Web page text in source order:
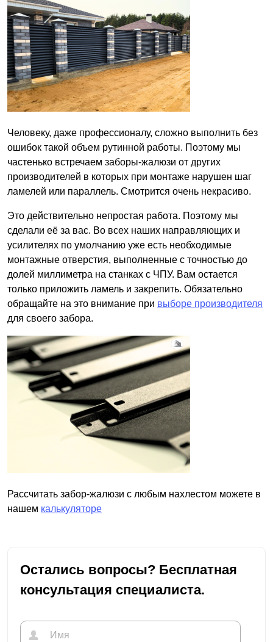
Человеку, даже профессионалу, сложно выполнить без
ошибок такой объем рутинной работы. Поэтому мы
частенько встречаем заборы-жалюзи от других
производителей в которых при монтаже нарушен шаг
ламелей или параллель. Смотрится очень некрасиво.
Это действительно непростая работа. Поэтому мы
сделали её за вас. Во всех наших направляющих и
усилителях по умолчанию уже есть необходимые
монтажные отверстия, выполненные с точностью до
долей миллиметра на станках с ЧПУ. Вам остается
только приложить ламель и закрепить. Обязательно
обращайте на это внимание при выборе производителя
для своего забора.
Рассчитать забор-жалюзи с любым нахлестом можете в
нашем калькуляторе
Остались вопросы? Бесплатная
консультация специалиста.